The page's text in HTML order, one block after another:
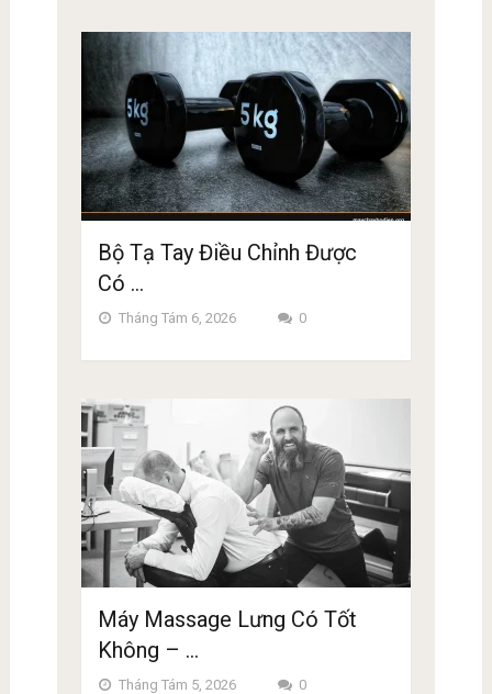
Bộ Tạ Tay Điều Chỉnh Được
Có …
Tháng Tám 6, 2026 0
Máy Massage Lưng Có Tốt
Không – …
Tháng Tám 5, 2026 0